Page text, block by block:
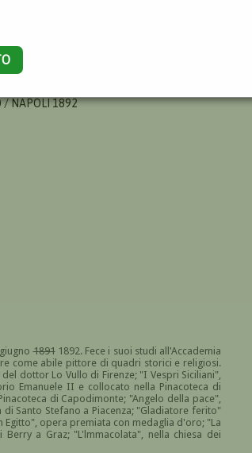
/ NAPOLI 1892
18911892. Fece i suoi studi all'Accademia
come abile pittore di quadri storici e religiosi.
dottor Lo Vullo di Firenze; "I Vespri Siciliani",
Emanuele II e collocato nella Pinacoteca di
di Capodimonte; "Angelo della pace",
di Santo Stefano a Piacenza; "Gladiatore ferito"
Egitto", opera premiata con medaglia d'oro; "La
a Graz; "L'lmmacolata", nella chiesa dei